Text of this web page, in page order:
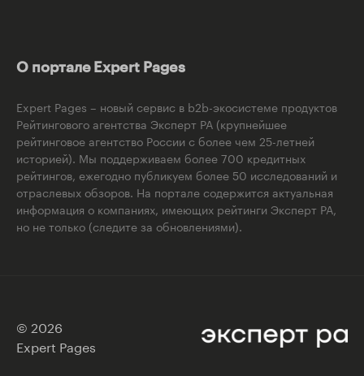
О портале Expert Pages
Expert Pages – новый сервис в b2b-экосистеме продуктов
Рейтингового агентства Эксперт РА (крупнейшее
рейтинговое агентство России с более чем 25-летней
историей). Мы поддерживаем более 700 кредитных
рейтингов, ежегодно публикуем более 50 исследований и
отраслевых обзоров. На портале содержится актуальная
информация о компаниях, имеющих рейтинги Эксперт РА,
но не только (следите за обновлениями).
© 2026
Expert Pages